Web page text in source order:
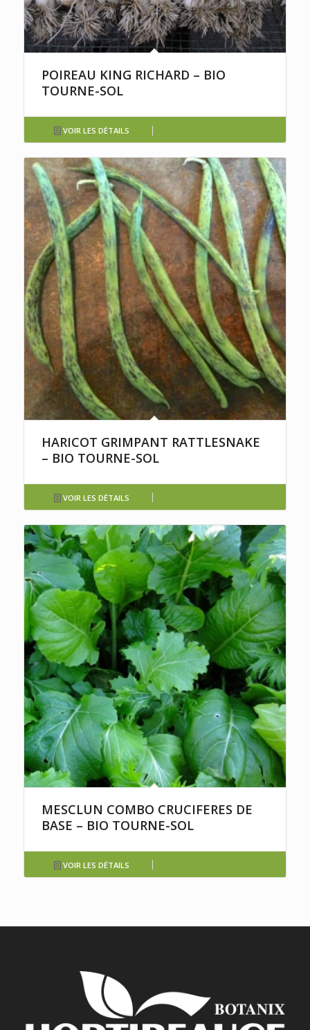
POIREAU KING RICHARD – BIO
TOURNE-SOL
VOIR LES DÉTAILS
HARICOT GRIMPANT RATTLESNAKE
– BIO TOURNE-SOL
VOIR LES DÉTAILS
MESCLUN COMBO CRUCIFERES DE
BASE – BIO TOURNE-SOL
VOIR LES DÉTAILS